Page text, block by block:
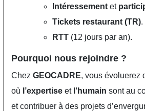
Intéressementet
Tickets restaurant (TR).
RTT(12 jours par an).
Pourquoi nous rejoindre ?
Chez GEOCADRE, vous évoluerez
où l’expertiseet l’humain sont au
et contribuer à des projets